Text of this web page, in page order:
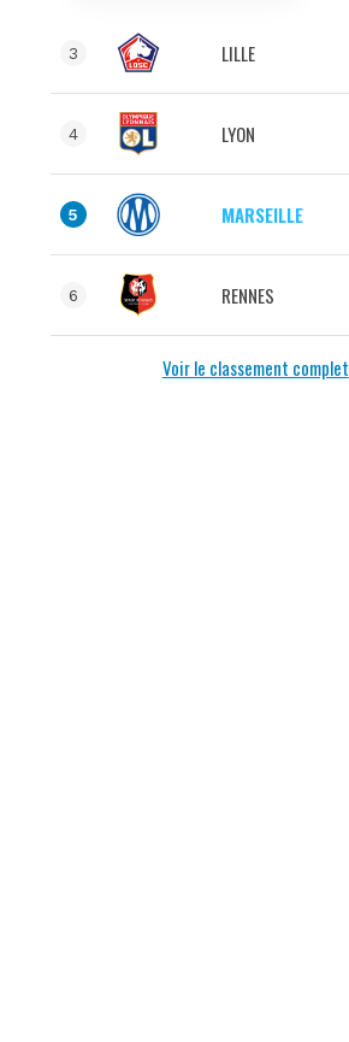
3 LILLE
4 LYON
5 MARSEILLE
6 RENNES
Voir le classement complet